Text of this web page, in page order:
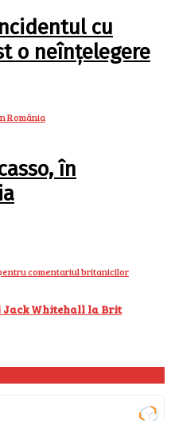
cu
o neînțelegere
în
Whitehall la Brit